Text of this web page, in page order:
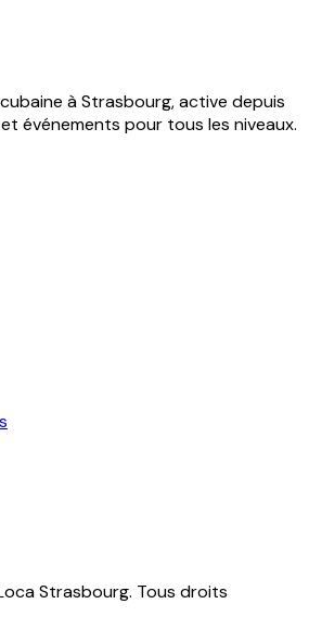
à Strasbourg, active depuis
événements pour tous les niveaux.
Strasbourg. Tous droits